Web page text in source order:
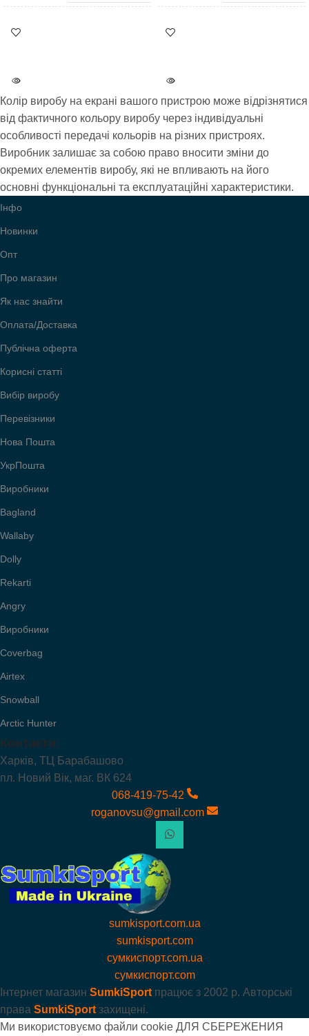
ВАГА
РОЗМІР S (50-55 см)
БРЕНД
УСІ МОДЕЛІ
ВАГА
РОЗМІР S (50-55 см)
Колір виробу на екрані вашого пристрою може відрізнятися
від фактичного кольору виробу через індивідуальні
особливості передачі кольорів на різних пристроях.
Виробник залишає за собою право вносити зміни до
окремих елементів виробу, які не впливають на його
основні функціональні та експлуатаційні характеристики.
Інфо
Новинки
Опт
Про магазин
Як нас знайти
Оплата/Доставка
Публічна оферта
Корисні статті
Вибір виробу
Перевізники
Нова Пошта
УкрПошта
Виробники
Bagland
Wallaby
Dolly
Rekarti
Angry
Виробники
Coverbag
Airtex
Snowball
Arctic Hunter
Контакти:
Харків, ТЦ Барабашово
пл. Новий Вік, маг. ВК 624
068-419-75-42
roganovsu@gmail.com
sumkisport.com.ua
sumkisport.com
сумкиспорт.com.ua
сумкиспорт.com
Інтернет магазин SumkiSportпрацює з 2002 р. Авторські
права SumkiSportзахищені.
Ми використовуємо файли cookie ДЛЯ СБЕРЕЖЕНИЯ